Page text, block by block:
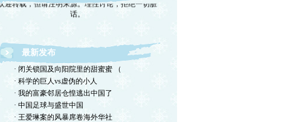
话。
最新发布
· 闭关锁国及向阳院里的甜蜜蜜 （
· 科学的巨人vs虚伪的小人
· 我的富豪邻居仓惶逃出中国了
· 中国足球与盛世中国
· 王爱琳案的风暴席卷海外华社